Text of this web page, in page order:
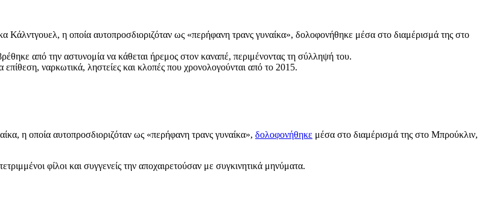
η οποία αυτοπροσδιοριζόταν ως «περήφανη τρανς γυναίκα», δολοφονήθηκε μέσα στο διαμέρισμά της στο
από την αστυνομία να κάθεται ήρεμος στον καναπέ, περιμένοντας τη σύλληψή του.
ναρκωτικά, ληστείες και κλοπές που χρονολογούνται από το 2015.
η οποία αυτοπροσδιοριζόταν ως «περήφανη τρανς γυναίκα», δολοφονήθηκε μέσα στο διαμέρισμά της στο Μπρούκλιν,
φίλοι και συγγενείς την αποχαιρετούσαν με συγκινητικά μηνύματα.